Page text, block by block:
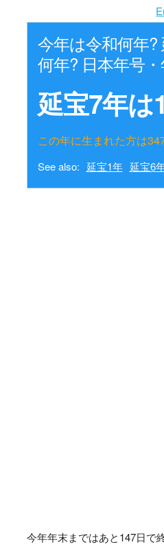
今年は令和何年?
何年? 日本年号
延宝7年は
この年に生まれた方は
See also: 延宝1年 延宝6
今年年末まではあと147日で